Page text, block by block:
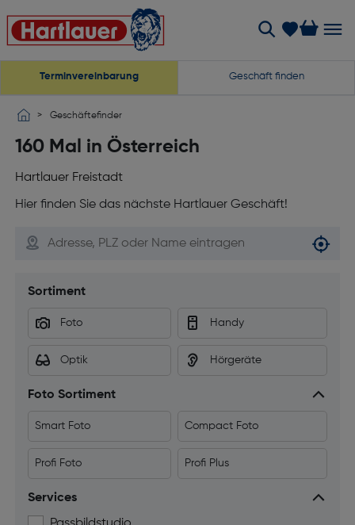
Terminvereinbarung Geschäft finden
Geschäftefinder
160 Mal in Österreich
Hartlauer Freistadt
Hier finden Sie das nächste Hartlauer Geschäft!
Sortiment
Foto Handy
Optik Hörgeräte
Foto Sortiment
Smart Foto Compact Foto
Profi Foto Profi Plus
Services